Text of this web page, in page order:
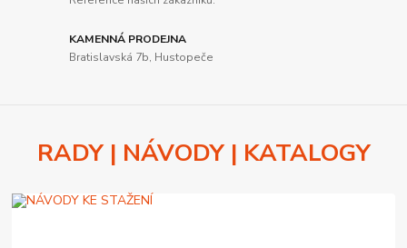
KAMENNÁ PRODEJNA
Bratislavská 7b, Hustopeče
RADY | NÁVODY | KATALOGY